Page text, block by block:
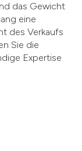
das Gewicht
eine
des Verkaufs
Sie die
Expertise